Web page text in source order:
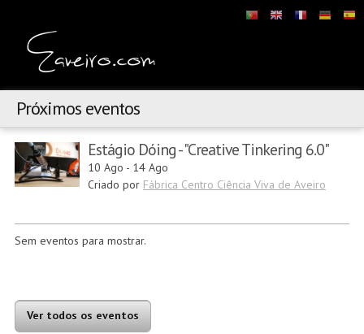
Próximos eventos
Estágio Dóing - "Creative Tinkering 6.0"
10 Ago - 14 Ago
Criado por Fábrica Centro Ciência Viva de Aveiro
Sem eventos para mostrar.
Ver todos os eventos